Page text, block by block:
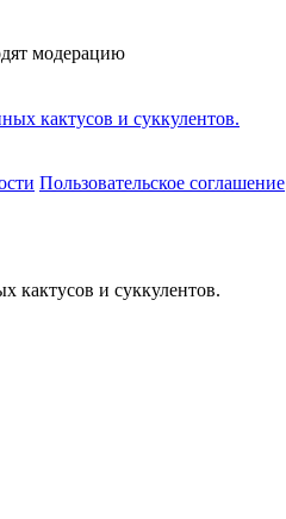
модерацию
Пользовательское соглашение
кактусов и суккулентов.